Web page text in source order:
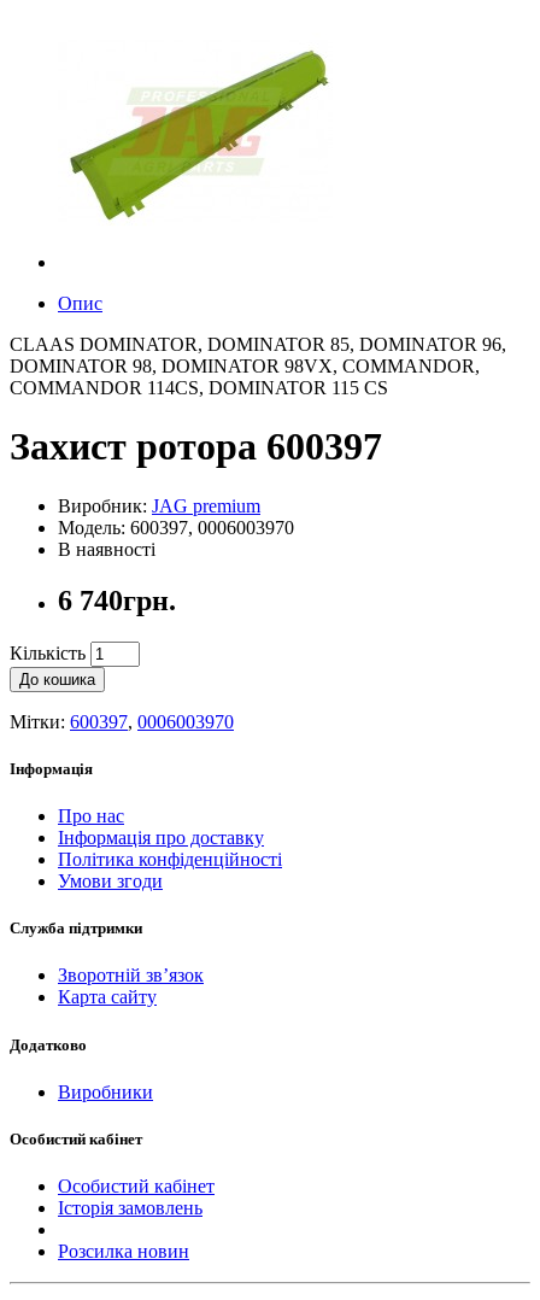
Опис
CLAAS DOMINATOR, DOMINATOR 85, DOMINATOR 96,
DOMINATOR 98, DOMINATOR 98VX, COMMANDOR,
COMMANDOR 114CS, DOMINATOR 115 CS
Захист ротора 600397
Виробник: JAG premium
Модель: 600397, 0006003970
В наявності
6 740грн.
Кількість
До кошика
Мітки: 600397, 0006003970
Інформація
Про нас
Інформація про доставку
Політика конфіденційності
Умови згоди
Служба підтримки
Зворотній зв’язок
Карта сайту
Додатково
Виробники
Особистий кабінет
Особистий кабінет
Історія замовлень
Розсилка новин